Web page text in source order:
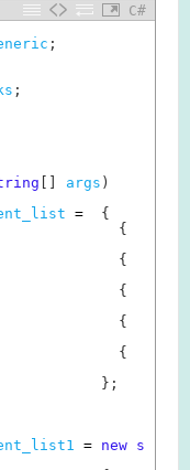
C#
;
;
args )
=
{
{
{
{
{
{
} ;
= new s